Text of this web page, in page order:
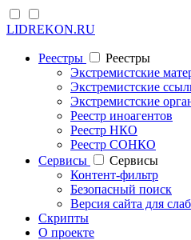
LIDREKON.RU
Реестры
Реестры
Экстремистские
Экстремистские
Экстремистские
Реестр иноагентов
Реестр НКО
Реестр СОНКО
Cервисы
Cервисы
Контент-фильтр
Безопасный поиск
Версия сайта для
Скрипты
О проекте